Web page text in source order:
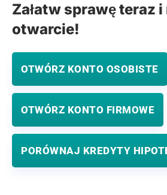
Załatw sprawę teraz i
otwarcie!
OTWÓRZ KONTO OSOBISTE
OTWÓRZ KONTO FIRMOWE
PORÓWNAJ KREDYTY